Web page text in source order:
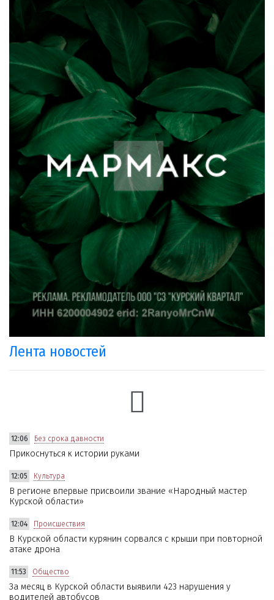
Лента новостей
12:06 Без срока давности
Прикоснуться к истории руками
12:05 Культура
В регионе впервые присвоили звание «Народный мастер
Курской области»
12:04 Происшествия
В Курской области курянин сорвался с крыши при повторной
атаке дрона
11:53 Общество
За месяц в Курской области выявили 423 нарушения у
водителей автобусов